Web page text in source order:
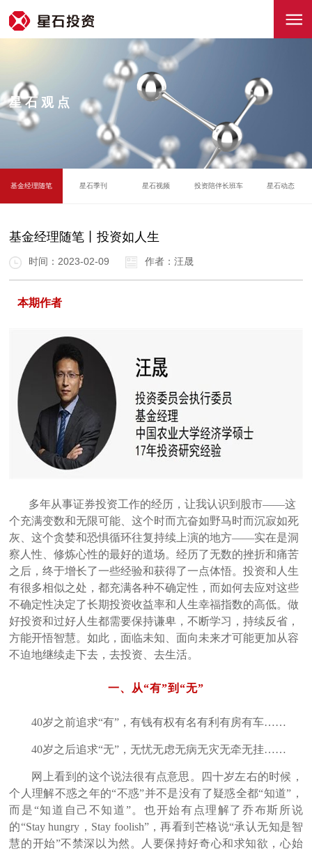
星石观点
基金经理随笔 星石季刊 星石视频 投资陪伴长班车 星石动态
基金经理随笔丨投资如人生
时间：2023-02-09 作者：汪晟
本期作者
多年从事证券投资工作的经历，让我认识到股市——这
个充满变数和无限可能、这个时而亢奋如野马时而沉寂如死
灰、这个贪婪和恐惧循环往复持续上演的地方——实在是洞
察人性、修炼心性的最好的道场。经历了无数的挫折和痛苦
之后，终于增长了一些经验和获得了一点体悟。投资和人生
有很多相似之处，都充满各种不确定性，而如何去应对这些
不确定性决定了长期投资收益率和人生幸福指数的高低。做
好投资和过好人生都需要保持谦卑，不断学习，持续反省，
方能开悟智慧。如此，面临未知、面向未来才可能更加从容
不迫地继续走下去，去投资、去生活。
一、从“有”到“无”
40岁之前追求“有”，有钱有权有名有利有房有车……
40岁之后追求“无”，无忧无虑无病无灾无牵无挂……
网上看到的这个说法很有点意思。四十岁左右的时候，
个人理解不惑之年的“不惑”并不是没有了疑惑全都“知道”，
而是“知道自己不知道”。也开始有点理解了乔布斯所说
的“Stay hungry，Stay foolish”，再看到芒格说“承认无知是智
慧的开始”不禁深以为然。人要保持好奇心和求知欲，心始